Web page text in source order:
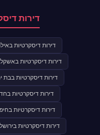
דירות
דירות דיסקרטיות
דירות דיסקרטיות
דירות דיסקרטיות בבת
דירות דיסקרטיות
דירות דיסקרטיות
דירות דיסקרטיות